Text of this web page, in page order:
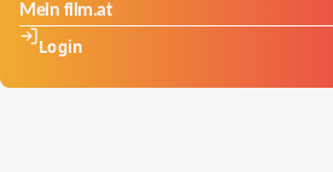
Mein film.at
Login